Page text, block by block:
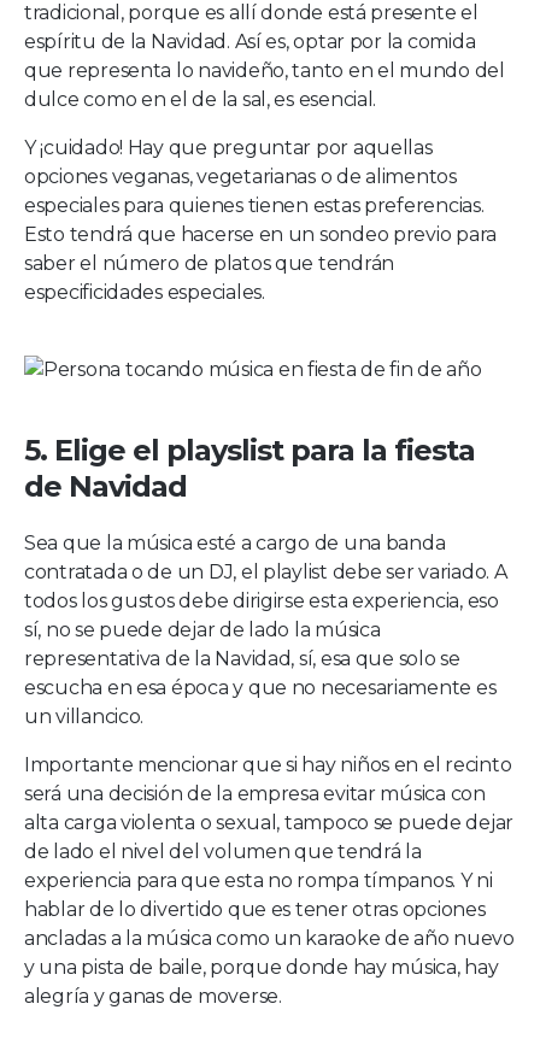
tradicional, porque es allí donde está presente el
espíritu de la Navidad. Así es, optar por la comida
que representa lo navideño, tanto en el mundo del
dulce como en el de la sal, es esencial.
Y ¡cuidado! Hay que preguntar por aquellas
opciones veganas, vegetarianas o de alimentos
especiales para quienes tienen estas preferencias.
Esto tendrá que hacerse en un sondeo previo para
saber el número de platos que tendrán
especificidades especiales.
5. Elige el playslist para la fiesta
de Navidad
Sea que la música esté a cargo de una banda
contratada o de un DJ, el playlist debe ser variado. A
todos los gustos debe dirigirse esta experiencia, eso
sí, no se puede dejar de lado la música
representativa de la Navidad, sí, esa que solo se
escucha en esa época y que no necesariamente es
un villancico.
Importante mencionar que si hay niños en el recinto
será una decisión de la empresa evitar música con
alta carga violenta o sexual, tampoco se puede dejar
de lado el nivel del volumen que tendrá la
experiencia para que esta no rompa tímpanos. Y ni
hablar de lo divertido que es tener otras opciones
ancladas a la música como un karaoke de año nuevo
y una pista de baile, porque donde hay música, hay
alegría y ganas de moverse.